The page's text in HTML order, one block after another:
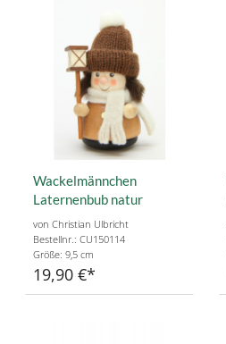
Wackelmännchen
Laternenbub natur
von Christian Ulbricht
Bestellnr.: CU150114
Größe: 9,5 cm
19,90 €